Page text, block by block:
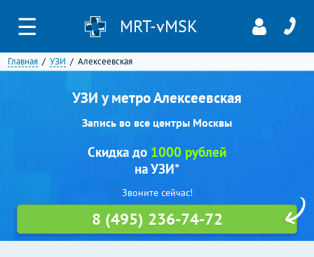
☰ MRT-vMSK
Главная УЗИ Алексеевская
УЗИ у метро Алексеевская
Запись во все центры Москвы
Скидка до 1000 рублей
на УЗИ*
Звоните сейчас!
8 (495) 236-74-72